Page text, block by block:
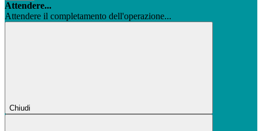
Attendere...
Attendere il completamento dell'operazione...
Chiudi